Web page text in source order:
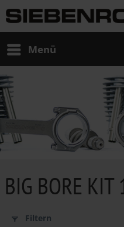
Menü
BIG BORE KIT
Filtern